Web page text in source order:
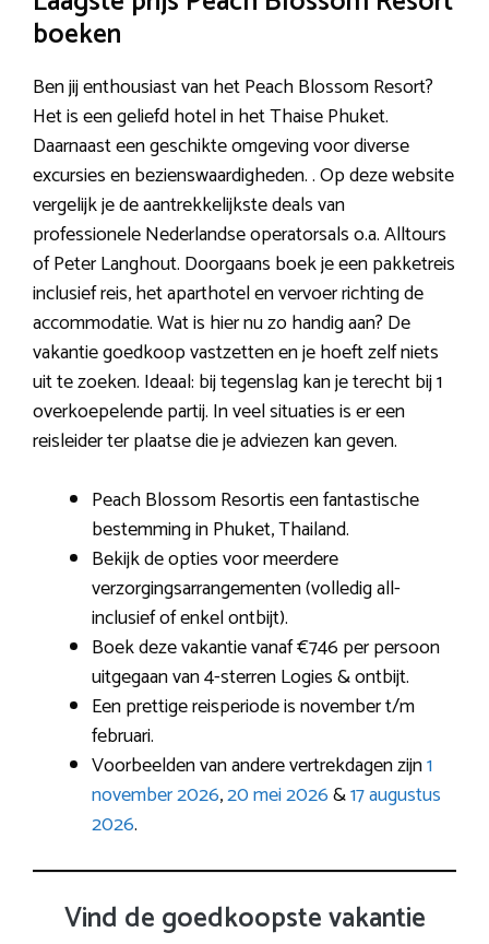
boeken
Ben jij enthousiast van het Peach Blossom Resort?
Het is een geliefd hotel in het Thaise Phuket.
Daarnaast een geschikte omgeving voor diverse
excursies en bezienswaardigheden. . Op deze website
vergelijk je de aantrekkelijkste deals van
professionele Nederlandse operatorsals o.a. Alltours
of Peter Langhout. Doorgaans boek je een pakketreis
inclusief reis, het aparthotel en vervoer richting de
accommodatie. Wat is hier nu zo handig aan? De
vakantie goedkoop vastzetten en je hoeft zelf niets
uit te zoeken. Ideaal: bij tegenslag kan je terecht bij 1
overkoepelende partij. In veel situaties is er een
reisleider ter plaatse die je adviezen kan geven.
Peach Blossom Resortis een fantastische
bestemming in Phuket, Thailand.
Bekijk de opties voor meerdere
verzorgingsarrangementen (volledig all-
inclusief of enkel ontbijt).
Boek deze vakantie vanaf €746 per persoon
uitgegaan van 4-sterren Logies & ontbijt.
Een prettige reisperiode is november t/m
februari.
Voorbeelden van andere vertrekdagen zijn1
november 2026,20 mei 2026&17 augustus
2026.
Vind de goedkoopste vakantie